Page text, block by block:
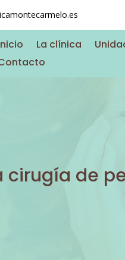
La clínica
cirugía de